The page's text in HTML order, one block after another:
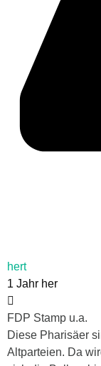
hert
1 Jahr her
FDP Stamp u.a.
Diese Pharisäer
Altparteien. Da